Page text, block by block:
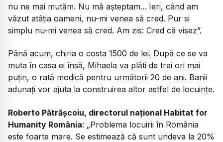
nu ne mai mutăm. Nu mă așteptam... Ieri, când am
văzut atâția oameni, nu-mi venea să cred. Pur si
simplu nu-mi venea să cred. Am zis: Cred că visez”.
Până acum, chiria o costa 1500 de lei. După ce se va
muta în casa ei însă, Mihaela va plăti de trei ori mai
puțin, o rată modică pentru următorii 20 de ani. Banii
adunați vor ajuta la construirea altor astfel de locuințe.
Roberto Pătrășcoiu, directorul național Habitat for
Humanity România: „Problema locuirii în România
este foarte mare. Se estimează că sunt undeva la 20%